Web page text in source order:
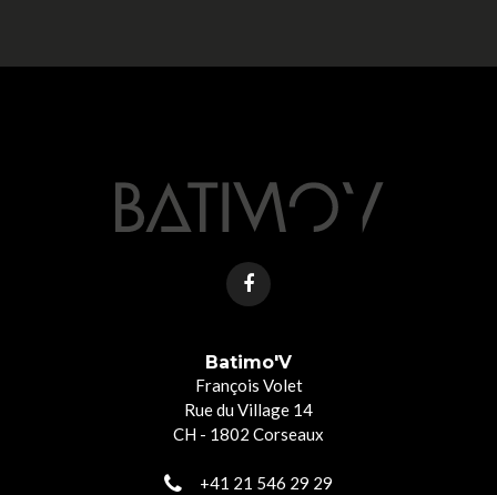
Batimo'V
François Volet
Rue du Village 14
CH - 1802 Corseaux
+41 21 546 29 29